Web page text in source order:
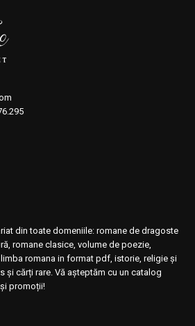
din toate domeniile: romane de dragoste
romane clasice, volume de poezie,
romana in format pdf, istorie, religie și
și cărți rare. Vă așteptăm cu un catalog
promoții!